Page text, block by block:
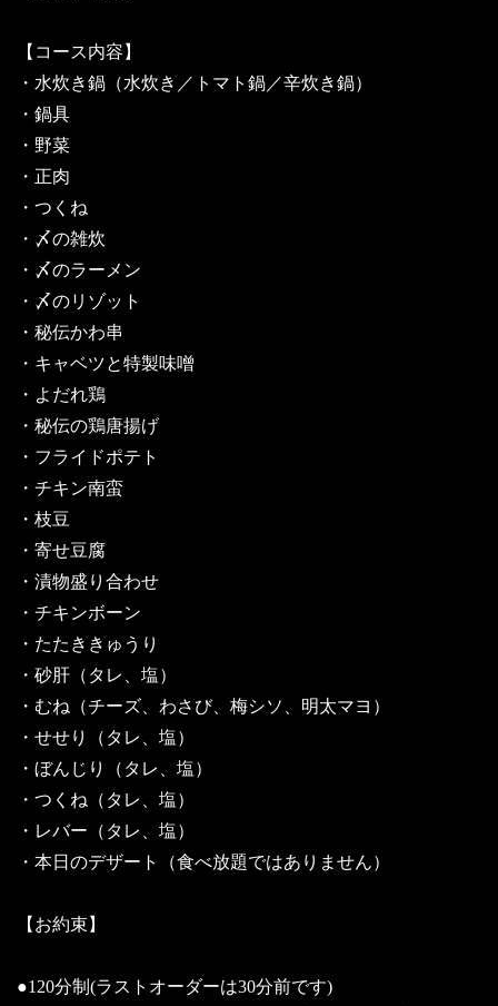
【コース内容】
・水炊き鍋（水炊き／トマト鍋／辛炊き鍋）
・鍋具
・野菜
・正肉
・つくね
・〆の雑炊
・〆のラーメン
・〆のリゾット
・秘伝かわ串
・キャベツと特製味噌
・よだれ鶏
・秘伝の鶏唐揚げ
・フライドポテト
・チキン南蛮
・枝豆
・寄せ豆腐
・漬物盛り合わせ
・チキンボーン
・たたききゅうり
・砂肝（タレ、塩）
・むね（チーズ、わさび、梅シソ、明太マヨ）
・せせり（タレ、塩）
・ぼんじり（タレ、塩）
・つくね（タレ、塩）
・レバー（タレ、塩）
・本日のデザート（食べ放題ではありません）
【お約束】
●120分制(ラストオーダーは30分前です)